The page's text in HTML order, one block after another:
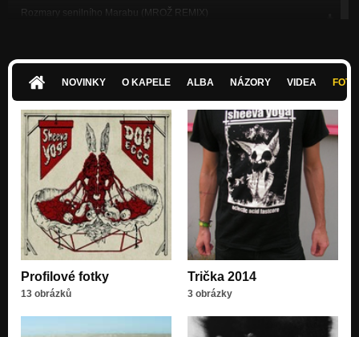
Rozmary senilního Marabu (MROŽ REMIX)
L´Ami du Peuple
Search & Drink, LP split w/DISNEY
Nu-metal je na kokot
Search & Drink, LP split w/DISNEY
NOVINKY O KAPELE ALBA NÁZORY VIDEA
Profilové fotky
13 obrázků
Trička 2014
3 obrázky